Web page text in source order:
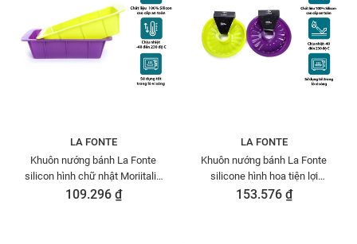
LA FONTE
Khuôn nướng bánh La Fonte
silicon hình chữ nhật Moriitalia
YY20790
109.296 ₫
LA FONTE
Khuôn nướng bánh La Fonte
silicone hình hoa tiện lợi
Moriitalia YY20923
153.576 ₫